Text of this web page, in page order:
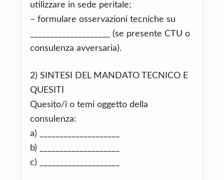
utilizzare in sede peritale;
– formulare osservazioni tecniche su
____________________ (se presente CTU o
consulenza avversaria).
2) SINTESI DEL MANDATO TECNICO E
QUESITI
Quesito/i o temi oggetto della
consulenza:
a) ____________________
b) ____________________
c) ____________________